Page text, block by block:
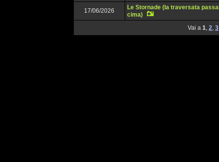
17/06/2026
Le Stornade (la traversata
cima)
Vai a 1, 2, 3